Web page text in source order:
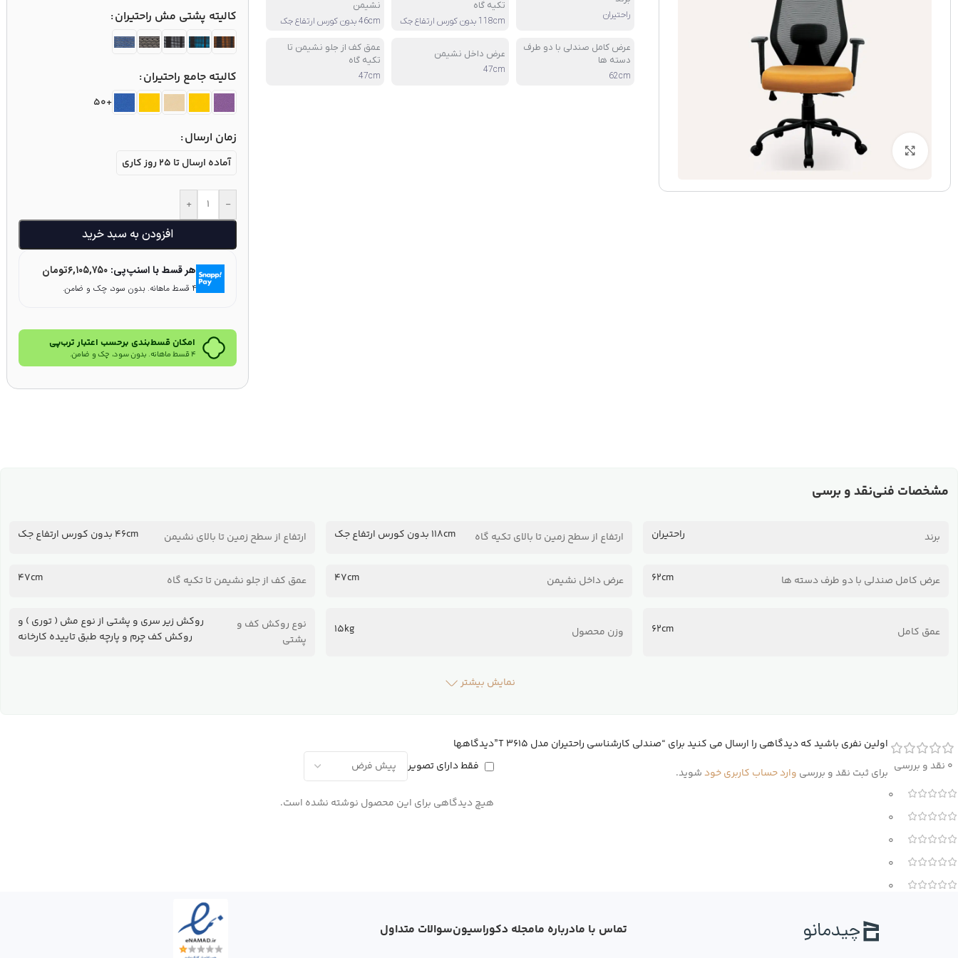
بزرگنمایی تصویر
راحتیران
تکیه گاه
118cm بدون کورس ارتفاع جک
نشیمن
46cm بدون کورس ارتفاع جک
عرض کامل صندلی با دو طرف
دسته ها
62cm
عرض داخل نشیمن
47cm
عمق کف از جلو نشیمن تا
تکیه گاه
47cm
کالیته پشتی مش راحتیران
کالیته جامع راحتیران
+50
زمان ارسال
آماده ارسال تا 25 روز کاری
-
+
افزودن به سبد خرید
هر قسط با اسنپ‌پی: ۶,۱۰۵,۷۵۰تومان
۴ قسط ماهانه. بدون سود، چک و ضامن.
امکان قسط‌بندی برحسب اعتبار ترب‌پی
۴ قسط ماهانه. بدون سود، چک و ضامن.
مشخصات فنینقد و برسی
برند راحتیران ارتفاع از سطح زمین تا بالای تکیه گاه 118cm بدون کورس ارتفاع جک ارتفاع از سطح زمین تا بالای نشیمن 46cm بدون کورس ارتفاع جک
عرض کامل صندلی با دو طرف دسته ها 62cm عرض داخل نشیمن 47cm عمق کف از جلو نشیمن تا تکیه گاه 47cm
عمق کامل 62cm وزن محصول 15kg
نوع روکش کف و
پشتی
روکش زیر سری و پشتی از نوع مش ( توری ) و
روکش کف چرم و پارچه طبق تاییده کارخانه
نمایش بیشتر
0 نقد و بررسی
0
0
0
0
0
دیدگاهها
فقط دارای تصویر
هیچ دیدگاهی برای این محصول نوشته نشده است.
اولین نفری باشید که دیدگاهی را ارسال می کنید برای “صندلی کارشناسی راحتیران مدل T 3615”
برای ثبت نقد و بررسی وارد حساب کاربری خودشوید.
تماس با مادرباره مامجله دکوراسیونسوالات متداول